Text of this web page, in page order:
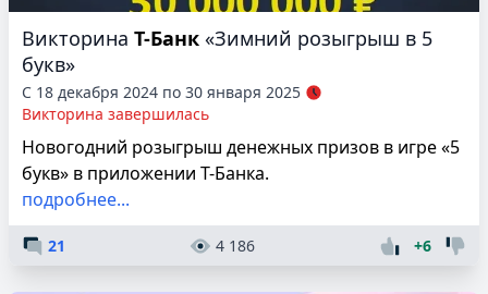
Викторина Т-Банк «Зимний розыгрыш в 5
букв»
С 18 декабря 2024 по 30 января 2025
Викторина завершилась
Новогодний розыгрыш денежных призов в игре «5
букв» в приложении Т-Банка.
подробнее...
21 4 186 +6